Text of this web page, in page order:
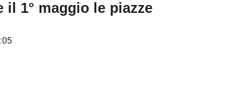
il 1° maggio le piazze